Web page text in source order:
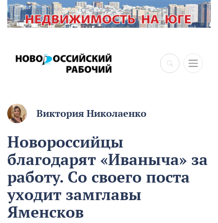
×
Виктория Николаенко
Новороссийцы
благодарят «Иваныча» за
работу. Со своего поста
уходит замглавы
Яменсков